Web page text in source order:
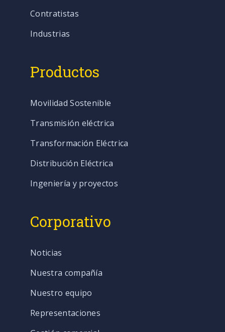
Contratistas
Industrias
Productos
Movilidad Sostenible
Transmisión eléctrica
Transformación Eléctrica
Distribución Eléctrica
Ingeniería y proyectos
Corporativo
Noticias
Nuestra compañía
Nuestro equipo
Representaciones